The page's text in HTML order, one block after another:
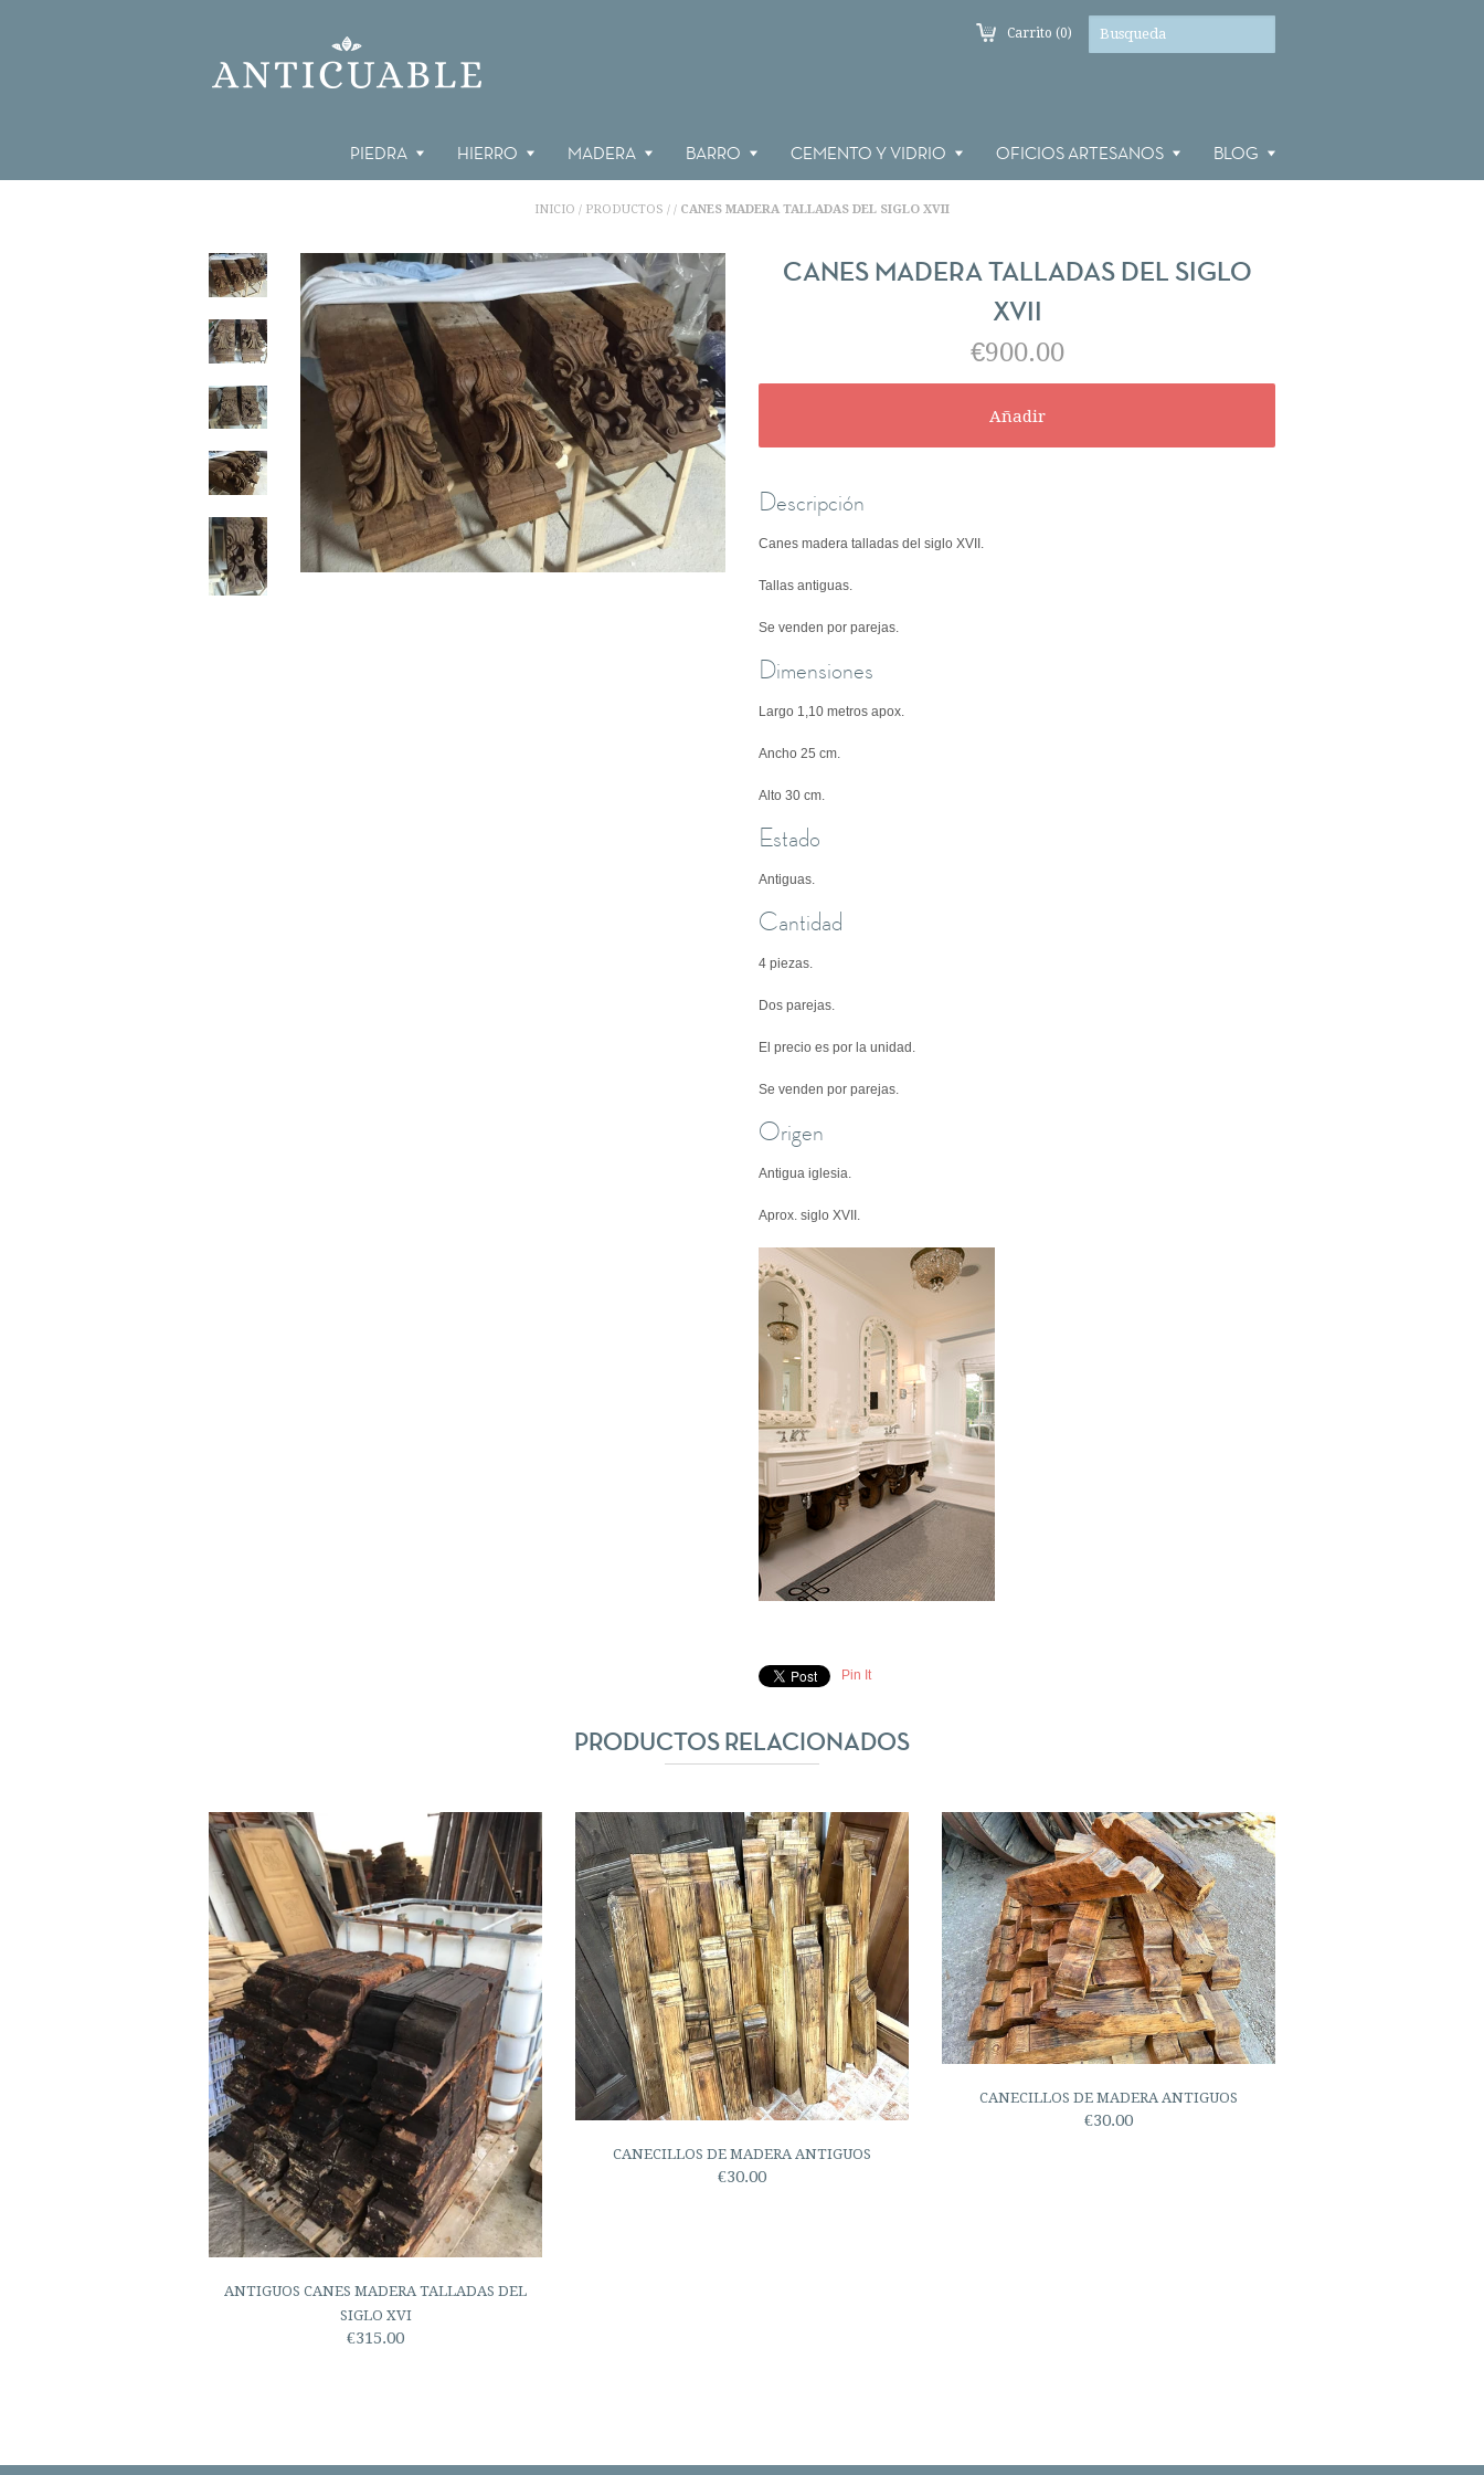
Carrito (0)
PIEDRA HIERRO MADERA BARRO CEMENTO Y VIDRIO OFICIOS ARTESANOS BLOG
INICIO / PRODUCTOS / / CANES MADERA TALLADAS DEL SIGLO XVII
CANES MADERA TALLADAS DEL SIGLO
XVII
€900.00
Descripción
Canes madera talladas del siglo XVII.
Tallas antiguas.
Se venden por parejas.
Dimensiones
Largo 1,10 metros apox.
Ancho 25 cm.
Alto 30 cm.
Estado
Antiguas.
Cantidad
4 piezas.
Dos parejas.
El precio es por la unidad.
Se venden por parejas.
Origen
Antigua iglesia.
Aprox. siglo XVII.
Pin It
PRODUCTOS RELACIONADOS
ANTIGUOS CANES MADERA TALLADAS DEL
SIGLO XVI
€315.00
CANECILLOS DE MADERA ANTIGUOS
€30.00
CANECILLOS DE MADERA ANTIGUOS
€30.00